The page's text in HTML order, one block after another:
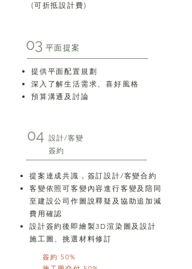
(可折抵設計費)
03 平面提案
​提供平面配置規劃
深入了解生活需求、喜好風格
預算溝通及討論
04 設計/客變
簽約
提案達成共識，簽訂設計/客變合約
​客變依照可客變內容進行客變及陪同
至建設公司作圖說釋疑及協助追加減
費用確認
設計簽約後即繪製3D渲染圖及設計
施工圖​、挑選材料修訂
簽約 50%